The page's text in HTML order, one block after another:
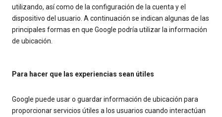
utilizando, así como de la configuración de la cuenta y el
dispositivo del usuario. A continuación se indican algunas de las
principales formas en que Google podría utilizar la información
de ubicación.
Para hacer que las experiencias sean útiles
Google puede usar o guardar información de ubicación para
proporcionar servicios útiles a los usuarios cuando interactúan